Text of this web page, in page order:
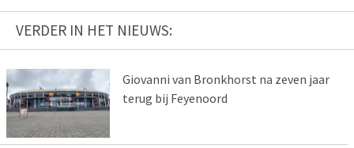
VERDER IN HET NIEUWS:
Giovanni van Bronkhorst na zeven jaar
terug bij Feyenoord